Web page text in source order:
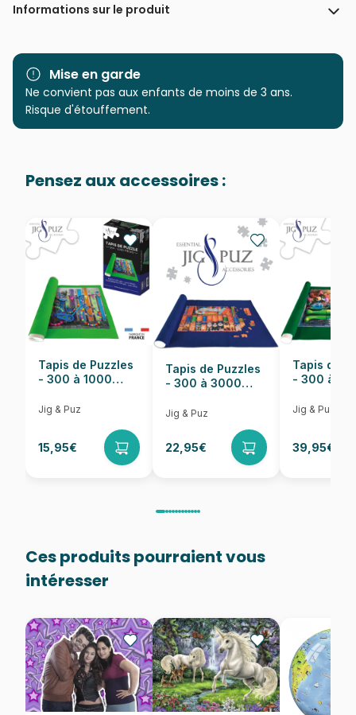
Informations sur le produit
Marque
Ravensburger, le leader
Catégorie
EAN 4005555007623
Nombre de pièces 300 pièces
Dimensions 20 x 27 cm
Mise en garde
Ne convient pas aux enfants de moins de 3 ans.
Risque d'étouffement.
Pensez aux accessoires :
Tapis de Puzzles
- 300 à 1000
Jig & Puz
15,95€
Tapis de Puzzles
- 300 à 3000
Jig & Puz
22,95€
Tapis de
- 300 à
Jig & Puz
39,95€
Ces produits pourraient vous
intéresser